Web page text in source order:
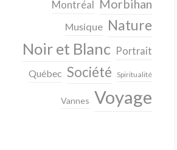
Montréal Morbihan
Musique Nature
Noir et Blanc Portrait
Québec Société Spiritualité
Vannes Voyage